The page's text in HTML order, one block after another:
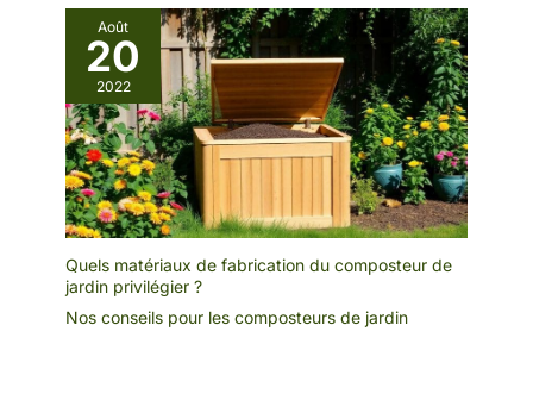
Août
20
2022
Quels matériaux de fabrication du composteur de
jardin privilégier ?
Nos conseils pour les composteurs de jardin